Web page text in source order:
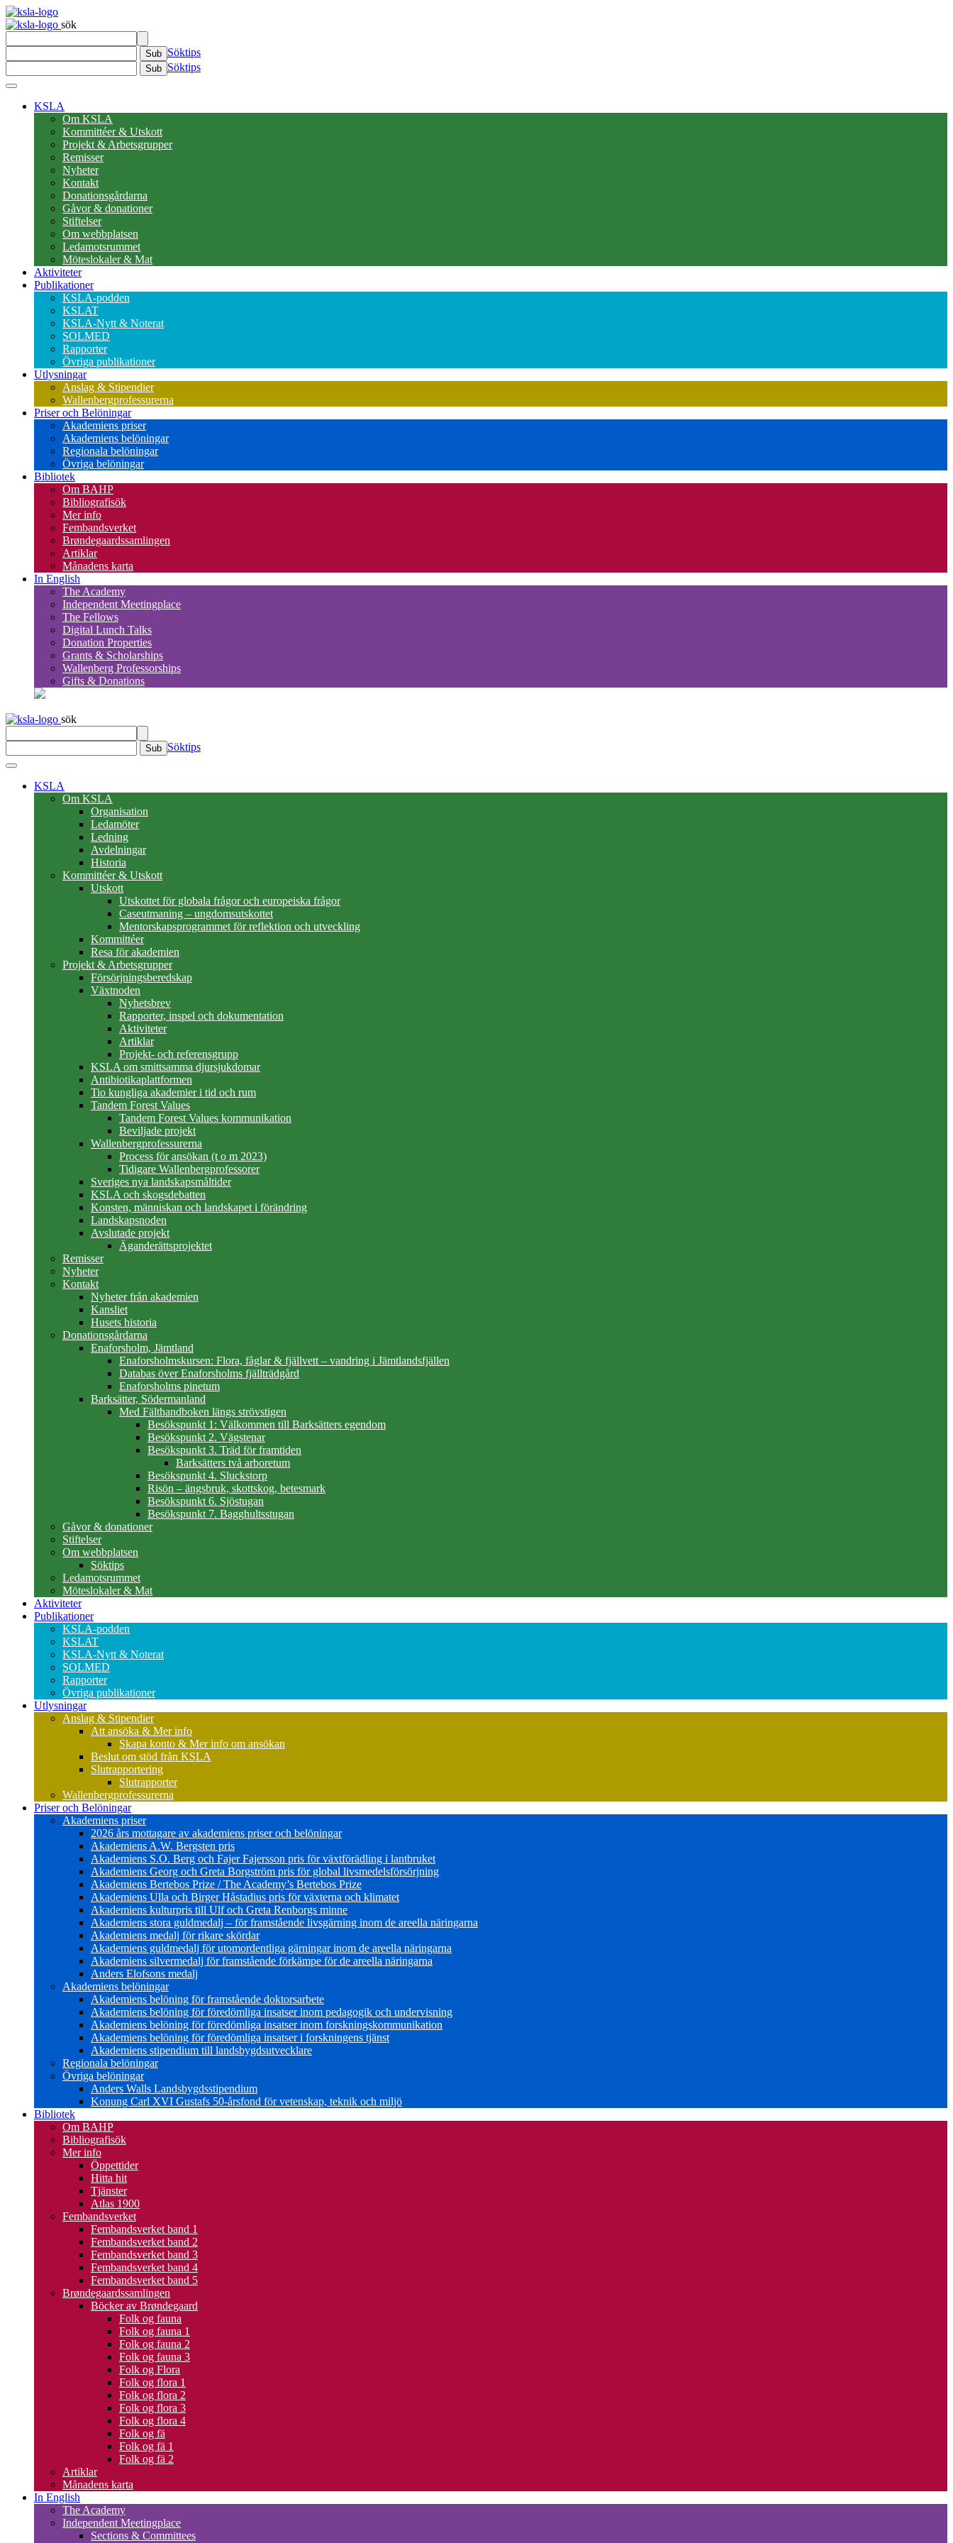
sök
Sub Söktips
Sub Söktips
KSLA
Om KSLA
Kommittéer & Utskott
Projekt & Arbetsgrupper
Remisser
Nyheter
Kontakt
Donationsgårdarna
Gåvor & donationer
Stiftelser
Om webbplatsen
Ledamotsrummet
Möteslokaler & Mat
Aktiviteter
Publikationer
KSLA-podden
KSLAT
KSLA-Nytt & Noterat
SOLMED
Rapporter
Övriga publikationer
Utlysningar
Anslag & Stipendier
Wallenbergprofessurerna
Priser och Belöningar
Akademiens priser
Akademiens belöningar
Regionala belöningar
Övriga belöningar
Bibliotek
Om BAHP
Bibliografisök
Mer info
Fembandsverket
Brøndegaardssamlingen
Artiklar
Månadens karta
In English
The Academy
Independent Meetingplace
The Fellows
Digital Lunch Talks
Donation Properties
Grants & Scholarships
Wallenberg Professorships
Gifts & Donations
sök
Sub Söktips
KSLA
Om KSLA
Organisation
Ledamöter
Ledning
Avdelningar
Historia
Kommittéer & Utskott
Utskott
Utskottet för globala frågor och europeiska frågor
Caseutmaning – ungdomsutskottet
Mentorskapsprogrammet för reflektion och utveckling
Kommittéer
Resa för akademien
Projekt & Arbetsgrupper
Försörjningsberedskap
Växtnoden
Nyhetsbrev
Rapporter, inspel och dokumentation
Aktiviteter
Artiklar
Projekt- och referensgrupp
KSLA om smittsamma djursjukdomar
Antibiotikaplattformen
Tio kungliga akademier i tid och rum
Tandem Forest Values
Tandem Forest Values kommunikation
Beviljade projekt
Wallenbergprofessurerna
Process för ansökan (t o m 2023)
Tidigare Wallenbergprofessorer
Sveriges nya landskapsmåltider
KSLA och skogsdebatten
Konsten, människan och landskapet i förändring
Landskapsnoden
Avslutade projekt
Äganderättsprojektet
Remisser
Nyheter
Kontakt
Nyheter från akademien
Kansliet
Husets historia
Donationsgårdarna
Enaforsholm, Jämtland
Enaforsholmskursen: Flora, fåglar & fjällvett – vandring i Jämtlandsfjällen
Databas över Enaforsholms fjällträdgård
Enaforsholms pinetum
Barksätter, Södermanland
Med Fälthandboken längs strövstigen
Besökspunkt 1: Välkommen till Barksätters egendom
Besökspunkt 2. Vägstenar
Besökspunkt 3. Träd för framtiden
Barksätters två arboretum
Besökspunkt 4. Sluckstorp
Risön – ängsbruk, skottskog, betesmark
Besökspunkt 6. Sjöstugan
Besökspunkt 7. Bagghultsstugan
Gåvor & donationer
Stiftelser
Om webbplatsen
Söktips
Ledamotsrummet
Möteslokaler & Mat
Aktiviteter
Publikationer
KSLA-podden
KSLAT
KSLA-Nytt & Noterat
SOLMED
Rapporter
Övriga publikationer
Utlysningar
Anslag & Stipendier
Att ansöka & Mer info
Skapa konto & Mer info om ansökan
Beslut om stöd från KSLA
Slutrapportering
Slutrapporter
Wallenbergprofessurerna
Priser och Belöningar
Akademiens priser
2026 års mottagare av akademiens priser och belöningar
Akademiens A.W. Bergsten pris
Akademiens S.O. Berg och Fajer Fajersson pris för växtförädling i lantbruket
Akademiens Georg och Greta Borgström pris för global livsmedelsförsörjning
Akademiens Bertebos Prize / The Academy’s Bertebos Prize
Akademiens Ulla och Birger Håstadius pris för växterna och klimatet
Akademiens kulturpris till Ulf och Greta Renborgs minne
Akademiens stora guldmedalj – för framstående livsgärning inom de areella näringarna
Akademiens medalj för rikare skördar
Akademiens guldmedalj för utomordentliga gärningar inom de areella näringarna
Akademiens silvermedalj för framstående förkämpe för de areella näringarna
Anders Elofsons medalj
Akademiens belöningar
Akademiens belöning för framstående doktorsarbete
Akademiens belöning för föredömliga insatser inom pedagogik och undervisning
Akademiens belöning för föredömliga insatser inom forskningskommunikation
Akademiens belöning för föredömliga insatser i forskningens tjänst
Akademiens stipendium till landsbygdsutvecklare
Regionala belöningar
Övriga belöningar
Anders Walls Landsbygdsstipendium
Konung Carl XVI Gustafs 50-årsfond för vetenskap, teknik och miljö
Bibliotek
Om BAHP
Bibliografisök
Mer info
Öppettider
Hitta hit
Tjänster
Atlas 1900
Fembandsverket
Fembandsverket band 1
Fembandsverket band 2
Fembandsverket band 3
Fembandsverket band 4
Fembandsverket band 5
Brøndegaardssamlingen
Böcker av Brøndegaard
Folk og fauna
Folk og fauna 1
Folk og fauna 2
Folk og fauna 3
Folk og Flora
Folk og flora 1
Folk og flora 2
Folk og flora 3
Folk og flora 4
Folk og fä
Folk og fä 1
Folk og fä 2
Artiklar
Månadens karta
In English
The Academy
Independent Meetingplace
Sections & Committees